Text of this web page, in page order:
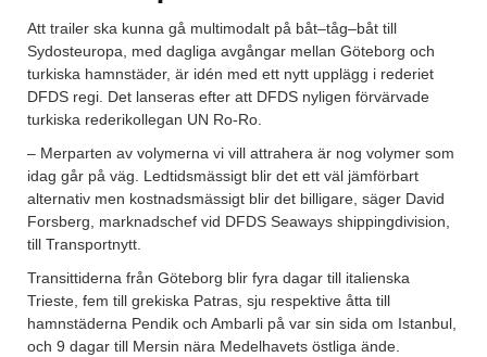
Att trailer ska kunna gå multimodalt på båt–tåg–båt till
Sydosteuropa, med dagliga avgångar mellan Göteborg och
turkiska hamnstäder, är idén med ett nytt upplägg i rederiet
DFDS regi. Det lanseras efter att DFDS nyligen förvärvade
turkiska rederikollegan UN Ro-Ro.
– Merparten av volymerna vi vill attrahera är nog volymer som
idag går på väg. Ledtidsmässigt blir det ett väl jämförbart
alternativ men kostnadsmässigt blir det billigare, säger David
Forsberg, marknadschef vid DFDS Seaways shippingdivision,
till Transportnytt.
Transittiderna från Göteborg blir fyra dagar till italienska
Trieste, fem till grekiska Patras, sju respektive åtta till
hamnstäderna Pendik och Ambarli på var sin sida om Istanbul,
och 9 dagar till Mersin nära Medelhavets östliga ände.